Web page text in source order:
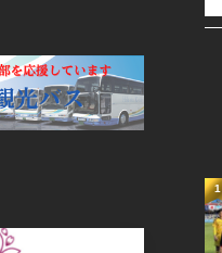
1